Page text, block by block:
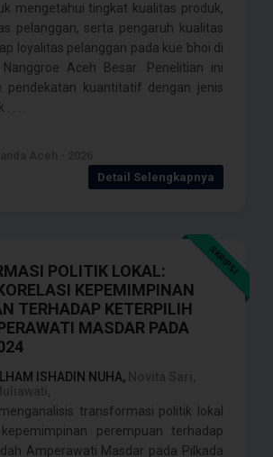
mengetahui tingkat kualitas produk,
pelanggan, serta pengaruh kualitas
loyalitas pelanggan pada kue bhoi di
Nanggroe Aceh Besar. Penelitian ini
pendekatan kuantitatif dengan jenis
. . .
Detail Selengkapnya
SKRIPSI
POLITIK LOKAL:
KEPEMIMPINAN
TERHADAP KETERPILIH
MASDAR PADA
ISHADIN NUHA,
transformasi politik lokal
perempuan terhadap
Amperawati Masdar pada Pilkada